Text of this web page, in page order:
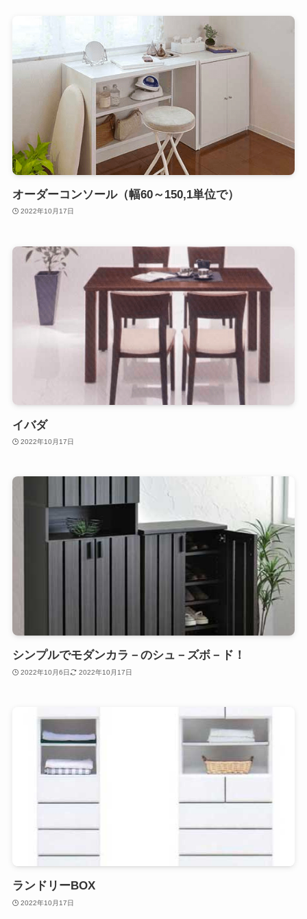
オーダーコンソール（幅60～150,1単位で）
2022年10月17日
イバダ
2022年10月17日
シンプルでモダンカラ－のシュ－ズボ－ド！
2022年10月6日 2022年10月17日
ランドリーBOX
2022年10月17日